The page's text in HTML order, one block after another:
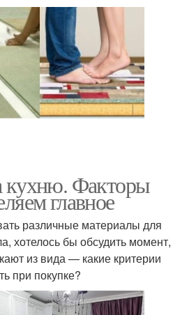
кухню. Факторы
главное
различные материалы для
хотелось бы обсудить момент,
из вида — какие критерии
при покупке?